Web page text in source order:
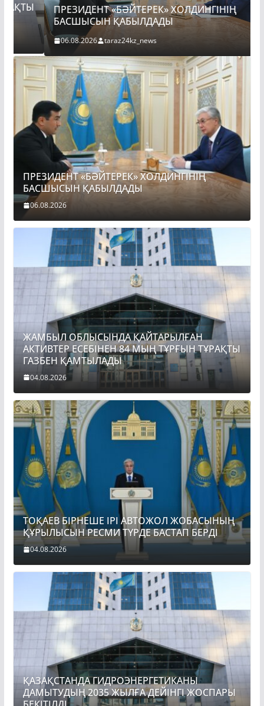
ПРЕЗИДЕНТ «БӘЙТЕРЕК» ХОЛДИНГІНІҢ
БАСШЫСЫН ҚАБЫЛДАДЫ
06.08.2026 taraz24kz_news
ПРЕЗИДЕНТ «БӘЙТЕРЕК» ХОЛДИНГІНІҢ
БАСШЫСЫН ҚАБЫЛДАДЫ
06.08.2026
ЖАМБЫЛ ОБЛЫСЫНДА ҚАЙТАРЫЛҒАН
АКТИВТЕР ЕСЕБІНЕН 84 МЫҢ ТҰРҒЫН ТҰРАҚТЫ
ГАЗБЕН ҚАМТЫЛАДЫ
04.08.2026
ТОҚАЕВ БІРНЕШЕ ІРІ АВТОЖОЛ ЖОБАСЫНЫҢ
ҚҰРЫЛЫСЫН РЕСМИ ТҮРДЕ БАСТАП БЕРДІ
04.08.2026
ҚАЗАҚСТАНДА ГИДРОЭНЕРГЕТИКАНЫ
ДАМЫТУДЫҢ 2035 ЖЫЛҒА ДЕЙІНГІ ЖОСПАРЫ